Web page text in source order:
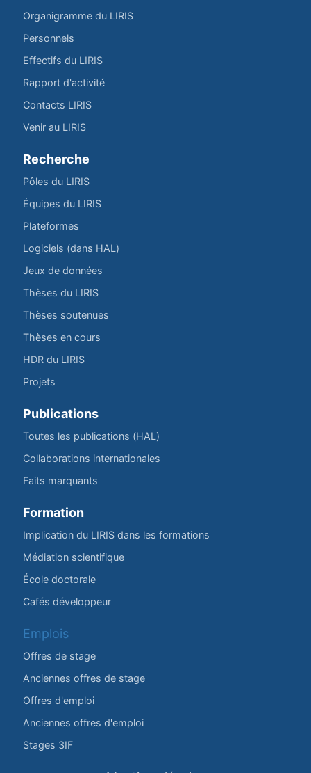
Organigramme du LIRIS
Personnels
Effectifs du LIRIS
Rapport d'activité
Contacts LIRIS
Venir au LIRIS
Recherche
Pôles du LIRIS
Équipes du LIRIS
Plateformes
Logiciels (dans HAL)
Jeux de données
Thèses du LIRIS
Thèses soutenues
Thèses en cours
HDR du LIRIS
Projets
Publications
Toutes les publications (HAL)
Collaborations internationales
Faits marquants
Formation
Implication du LIRIS dans les formations
Médiation scientifique
École doctorale
Cafés développeur
Emplois
Offres de stage
Anciennes offres de stage
Offres d'emploi
Anciennes offres d'emploi
Stages 3IF